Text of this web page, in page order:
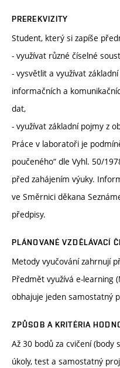
PREREKVIZITY
Student, který si zapíše
- využívat různé číselné
- vysvětlit a využívat
informačních a
dat,
- využívat základní pojmy z
Práce v laboratoři je
poučeného“ dle Vyhl. 50/
před zahájením výuky.
ve Směrnici děkana
předpisy.
PLÁNOVANÉ VZDĚLÁVACÍ
Metody vyučování zahrnují
Předmět využívá e-learning
obhajuje jeden samostatný
ZPŮSOB A KRITÉRIA
Až 30 bodů za cvičení (body
úkoly, test a samostatný